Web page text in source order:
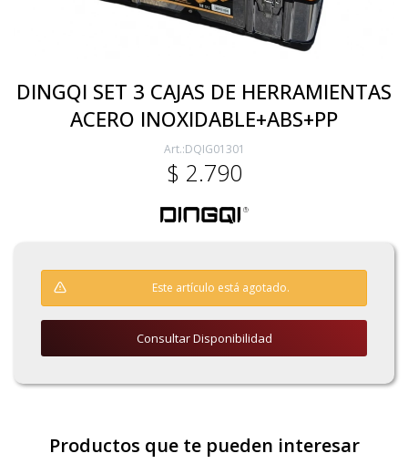
DINGQI SET 3 CAJAS DE HERRAMIENTAS
ACERO INOXIDABLE+ABS+PP
DQIG01301
$ 2.790
Este artículo está agotado.
Consultar Disponibilidad
Productos que te pueden interesar
Ferretería
Herramientas Eléctrica y Batería
Generadores
Hogar
Pinturas y Accesorios